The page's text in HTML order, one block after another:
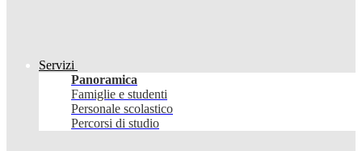
Servizi
Panoramica
Famiglie e studenti
Personale scolastico
Percorsi di studio